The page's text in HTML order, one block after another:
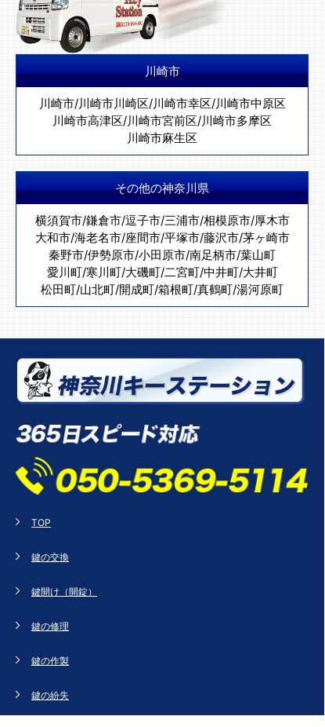
川崎市
川崎市/川崎市川崎区/川崎市幸区/川崎市中原区
川崎市高津区/川崎市宮前区/川崎市多摩区
川崎市麻生区
その他の神奈川県
横須賀市/鎌倉市/逗子市/三浦市/相模原市/厚木市
大和市/海老名市/座間市/平塚市/藤沢市/茅ヶ崎市
秦野市/伊勢原市/小田原市/南足柄市/葉山町
愛川町/寒川町/大磯町/二宮町/中井町/大井町
松田町/山北町/開成町/箱根町/真鶴町/湯河原町
TOP
鍵の交換
鍵開け（開錠）
鍵の修理
鍵の作製
鍵の紛失